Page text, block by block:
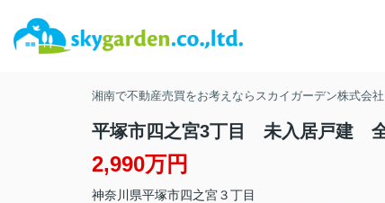
湘南で不動産売買をお考えならスカイガーデン株式会社
平塚市四之宮3丁目 未入居戸建
2,990万円
神奈川県平塚市四之宮３丁目